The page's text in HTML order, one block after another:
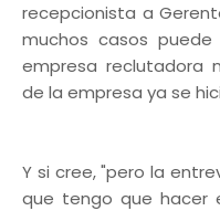
recepcionista a
muchos casos
empresa reclutadora
de la empresa ya se
Y si cree, "pero la
que tengo que hacer